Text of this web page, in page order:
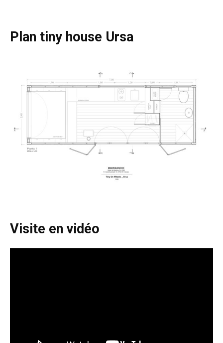
Plan tiny house Ursa
Visite en vidéo